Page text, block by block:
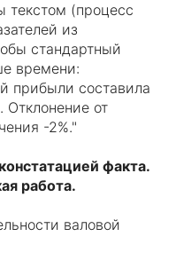
текстом (процесс
из
стандартный
времени:
прибыли составила
Отклонение от
-2%."
факта.
работа.
валовой